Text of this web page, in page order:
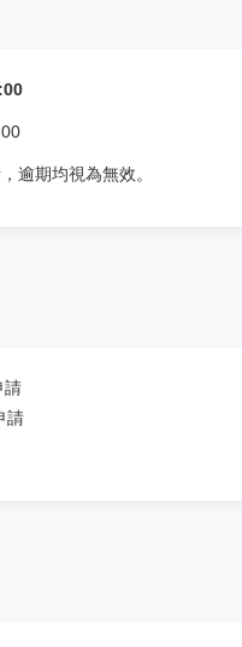
逾期均視為無效。
請
請